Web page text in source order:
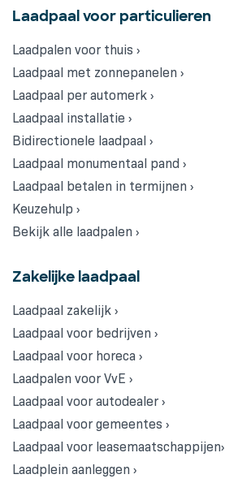
Laadpaal voor particulieren
Laadpalen voor thuis ›
Laadpaal met zonnepanelen ›
Laadpaal per automerk ›
Laadpaal installatie ›
Bidirectionele laadpaal ›
Laadpaal monumentaal pand ›
Laadpaal betalen in termijnen ›
Keuzehulp ›
Bekijk alle laadpalen ›
Zakelijke laadpaal
Laadpaal zakelijk ›
Laadpaal voor bedrijven ›
Laadpaal voor horeca ›
Laadpalen voor VvE ›
Laadpaal voor autodealer ›
Laadpaal voor gemeentes ›
Laadpaal voor leasemaatschappijen›
Laadplein aanleggen ›